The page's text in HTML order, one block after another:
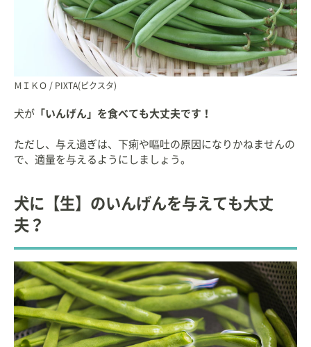
ＭＩＫＯ / PIXTA(ピクスタ)
犬が「いんげん」を食べても大丈夫です！
ただし、与え過ぎは、下痢や嘔吐の原因になりかねませんの
で、適量を与えるようにしましょう。
犬に【生】のいんげんを与えても大丈
夫？